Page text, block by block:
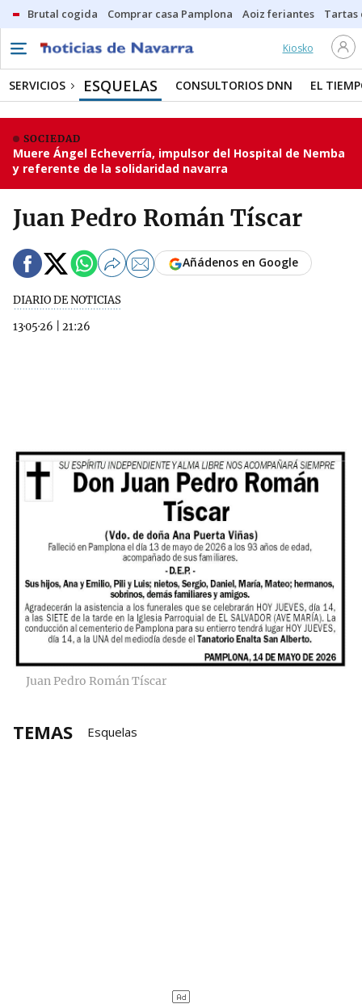
Brutal cogida Comprar casa Pamplona Aoiz feriantes Tartas
Kiosko
SERVICIOS ESQUELAS CONSULTORIOS DNN EL
SOCIEDAD
Muere Ángel Echeverría, impulsor del Hospital de Nemba
y referente de la solidaridad navarra
Juan Pedro Román Tíscar
DIARIO DE NOTICIAS
13·05·26
21:26
Añádenos en Google
Juan Pedro Román Tíscar
TEMAS Esquelas